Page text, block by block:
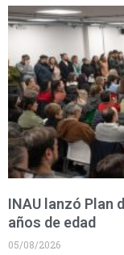
INAU lanzó Plan
años de edad
05/08/2026